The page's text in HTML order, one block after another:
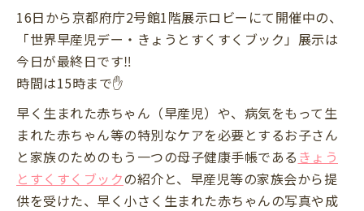
16日から京都府庁2号館1階展示ロビーにて開催中の、
「世界早産児デー・きょうとすくすくブック」展示は
今日が最終日です‼
時間は15時まで✋
早く生まれた赤ちゃん（早産児）や、病気をもって生
まれた赤ちゃん等の特別なケアを必要とするお子さん
と家族のためのもう一つの母子健康手帳である きょう
とすくすくブックの紹介と、早産児等の家族会から提
供を受けた、早く小さく生まれた赤ちゃんの写真や成